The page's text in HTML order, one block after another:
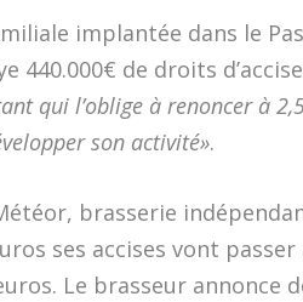
implantée dans le
440.000€ de droits
qui l’oblige à renoncer à
son activité».
brasserie
ses accises vont
Le brasseur annonce